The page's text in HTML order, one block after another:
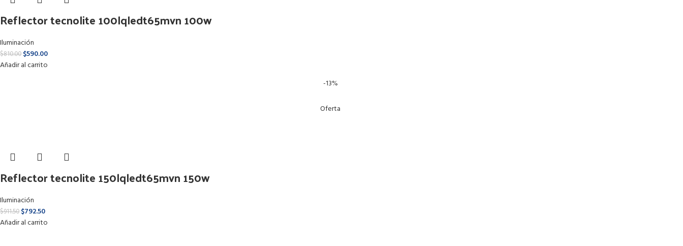
Reflector tecnolite 100lqledt65mvn 100w
Iluminación
$810.00 $590.00
Añadir al carrito
-13%
Oferta
Reflector tecnolite 150lqledt65mvn 150w
Iluminación
$911.50 $792.50
Añadir al carrito